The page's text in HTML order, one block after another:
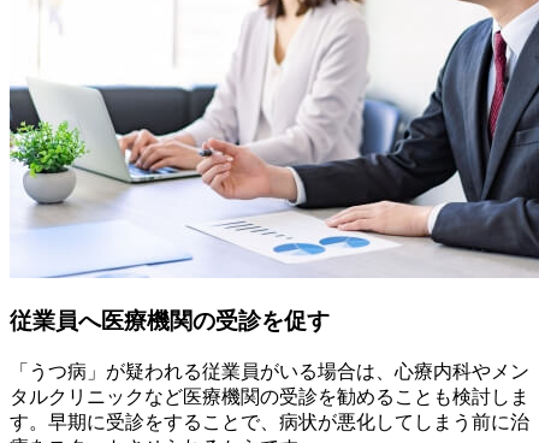
従業員へ医療機関の受診を促す
「うつ病」が疑われる従業員がいる場合は、心療内科やメン
タルクリニックなど医療機関の受診を勧めることも検討しま
す。早期に受診をすることで、病状が悪化してしまう前に治